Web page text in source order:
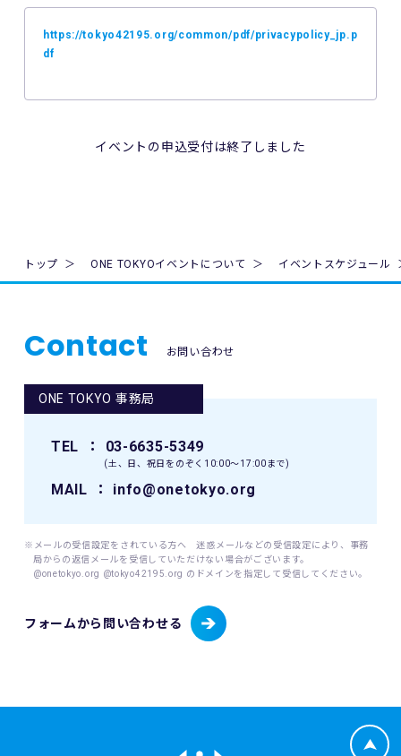
トへのエントリーができない場合があります。ご利用の端末
トへのエントリーができなかったことについて、主催者は一
5. 公共交通機関の遅延、道路事情その他いかなる理由による
一切責任を負わず、本イベントの参加料の返金等は一切行い
に際し、主催者に故意又は重過失がある場合を除き、主催者
肖像、年齢、住所（国名、都道府県名または区市町村名）等
のテレビ・新聞・雑誌・SNS・インターネット等での掲載及
9. 本イベントの参加者が未成年の場合、親権者等法定代理人
11. 主催者は、必要と判断する場合いつでも本規約を変更で
宜の場所に掲示（及び登録されたメールアドレスへの通知
が）された時点からその効力を生じるものとみなされます。
https://tokyo42195.org/common/pdf/privacypolicy_jp.p
df
イベントの申込受付は終了しました
トップ ONE TOKYOイベントについて イベントスケジュール
Contact お問い合わせ
フォームから問い合わせる
ONE TOKYO 事務局
TEL ： 03-6635-5349
(土、日、祝日をのぞく10:00〜17:00まで)
MAIL ： info@onetokyo.org
※メールの受信設定をされている方へ 迷惑メールなどの受信設定により、事務
局からの返信メールを受信していただけない場合がございます。
@onetokyo.org @tokyo42195.org のドメインを指定して受信してください。